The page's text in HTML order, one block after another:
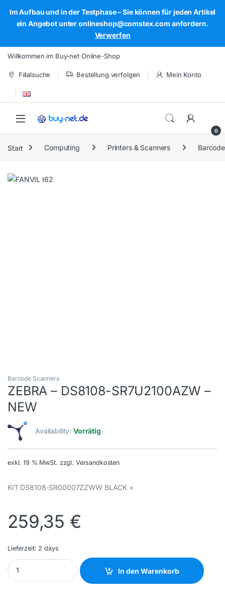
Im Aufbau und in der Testphase – Sie können für jeden Artikel
ein Angebot unter onlineshop@comstex.com anfordern.
Verwerfen
Skip to navigation
Skip to content
Willkommen im Buy-net Online-Shop
Filialsuche Bestellung verfolgen Mein Konto
Open
0
Start Computing Printers & Scanners
Barcode Scanners
ZEBRA – DS8108-SR7U2100AZW –
NEW
Availability:Vorrätig
exkl. 19 % MwSt. zzgl. Versandkosten
KIT DS8108-SR00007ZZWW BLACK +
259,35 €
Lieferzeit: 2 days
ZEBRA - DS8108-SR7U2100AZW - NEW quantity
In den Warenkorb